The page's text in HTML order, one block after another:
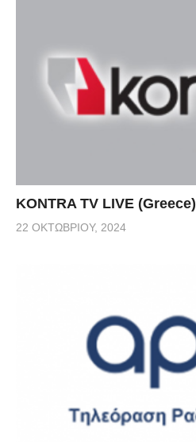
KONTRA TV LIVE (Greece)
22 ΟΚΤΩΒΡΊΟΥ, 2024